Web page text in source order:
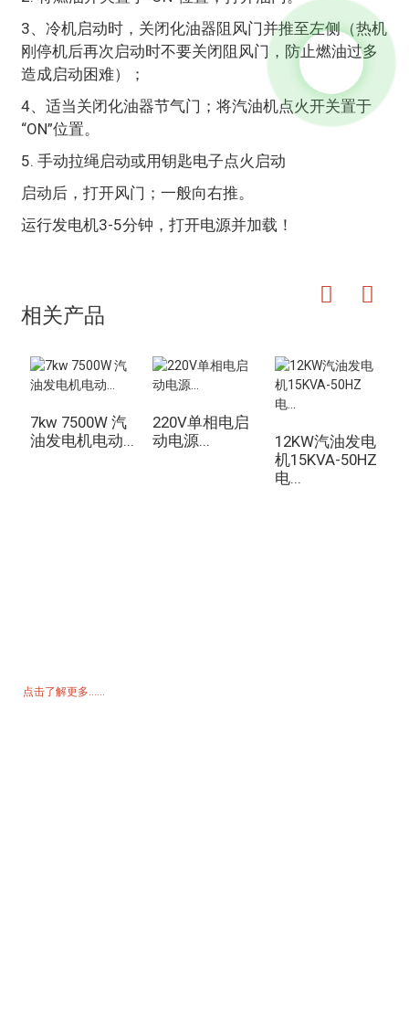
3、冷机启动时，关闭化油器阻风门并推至左侧（热机
刚停机后再次启动时不要关闭阻风门，防止燃油过多
造成启动困难）；
4、适当关闭化油器节气门；将汽油机点火开关置于
“ON”位置。
5. 手动拉绳启动或用钥匙电子点火启动
启动后，打开风门；一般向右推。
运行发电机3-5分钟，打开电源并加载！
相关产品
7kw 7500W 汽
油发电机电动...
220V单相电启
动电源...
12KW汽油发电
机15KVA-50HZ
电...
点击了解更多......